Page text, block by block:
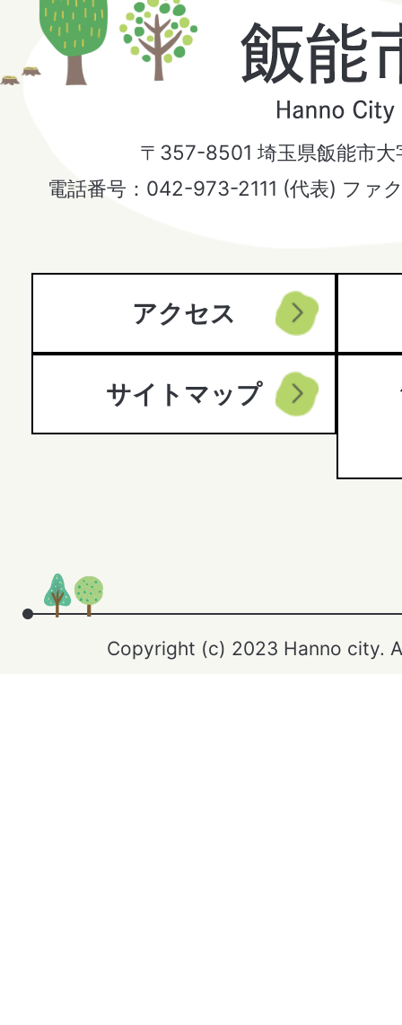
飯
能
Hanno
〒357-8501 埼玉県飯能市大
電話番号：042-973-2111 (代表) ファ
アクセス
サイトマップ
Copyright (c) 2023 Hanno city.